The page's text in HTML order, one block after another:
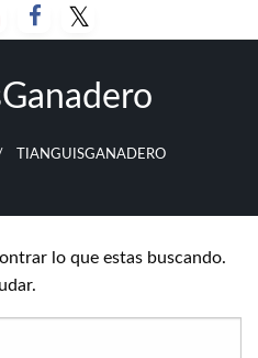
TIANGUISGANADERO
lo que estas buscando.